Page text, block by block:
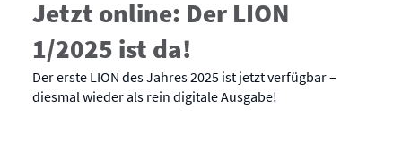
Jetzt online: Der LION
1/2025 ist da!
Der erste LION des Jahres 2025 ist jetzt verfügbar –
diesmal wieder als rein digitale Ausgabe!